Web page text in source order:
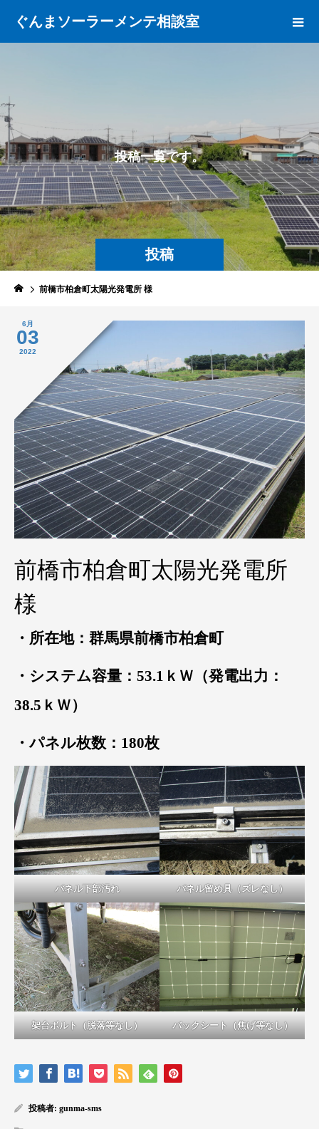
ぐんまソーラーメンテ相談室
投稿
投稿一覧です。
前橋市柏倉町太陽光発電所 様
6月
03
2022
前橋市柏倉町太陽光発電所
様
・所在地：群馬県前橋市柏倉町
・システム容量：53.1ｋＷ（発電出力：
38.5ｋＷ）
・パネル枚数：180枚
パネル下部汚れ パネル留め具（ズレなし）
架台ボルト（脱落等なし） バックシート（焦げ等なし）
投稿者: gunma-sms